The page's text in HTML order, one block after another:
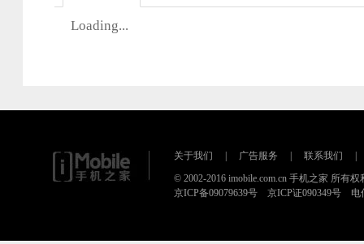
Loading...
关于我们 广告服务 联系我们
© 2002-2016 imobile.com.cn 手机之家 所有权
京ICP备09079639号 京ICP证090349号 电